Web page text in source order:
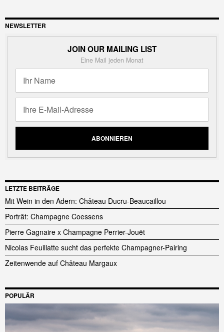
NEWSLETTER
JOIN OUR MAILING LIST
Eine Mail jeden Monat
LETZTE BEITRÄGE
Mit Wein in den Adern: Château Ducru-Beaucaillou
Porträt: Champagne Coessens
Pierre Gagnaire x Champagne Perrier-Jouët
Nicolas Feuillatte sucht das perfekte Champagner-Pairing
Zeitenwende auf Château Margaux
POPULÄR